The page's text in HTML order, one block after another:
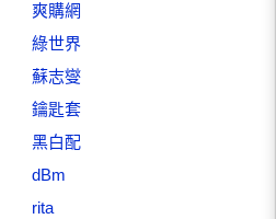
爽購網
綠世界
蘇志燮
鑰匙套
黑白配
dBm
rita